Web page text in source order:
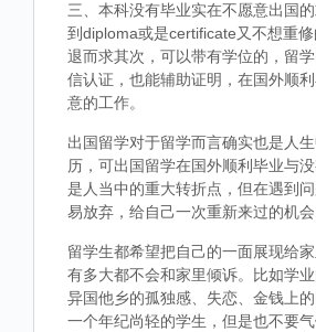
三、本科没有毕业实在不愿意出国
到diploma或是certificate又不想重
退而求其次，可以带有学位的，留
信认证，也能辅助证明，在国外顺
意的工作。
出国留学对于留学而言确实也是人
历，可出国留学在国外顺利毕业与
是人当中的重大转折点，但在遇到
易放弃，给自己一次重新来过的机会
留学生都希望把自己的一面展现给
有多大都不会和家里倾诉。比如学业
异国他乡的孤独感、失恋、金钱上
一个年纪尚轻的学生，但是也不要